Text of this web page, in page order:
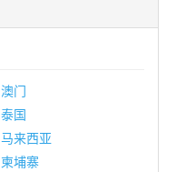
澳门
泰国
马来西亚
柬埔寨